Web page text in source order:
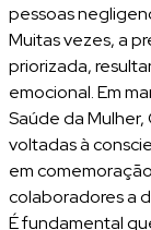
pessoas
Muitas vezes, a
priorizada,
emocional. Em
Saúde da
voltadas à
em
colaboradores a
É fundamental